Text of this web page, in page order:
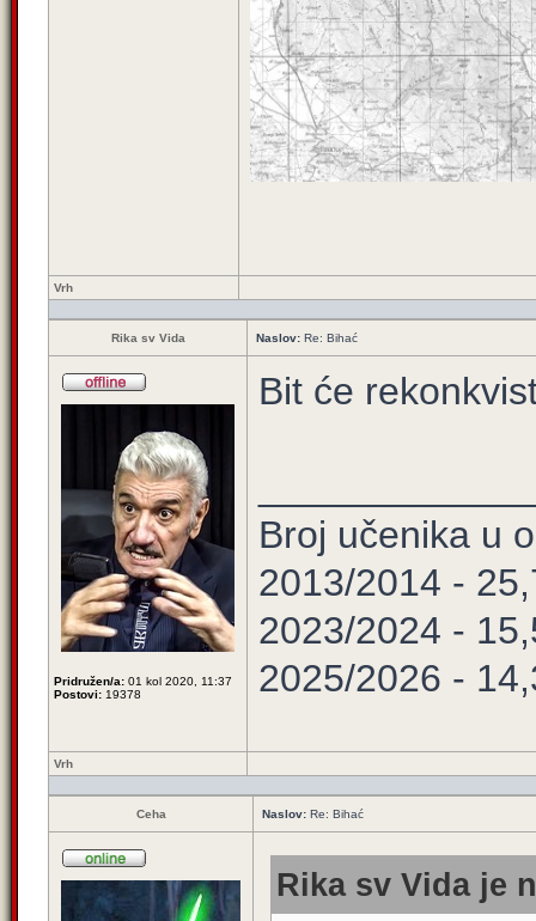
Vrh
Rika sv Vida Naslov: Re: Bihać
Pridružen/a: 01 kol 2020, 11:37
Postovi: 19378
Bit će
Broj učenika u
2013/2014 -
2023/2024 -
2025/2026 -
Vrh
Ceha Naslov: Re: Bihać
Rika sv Vida je